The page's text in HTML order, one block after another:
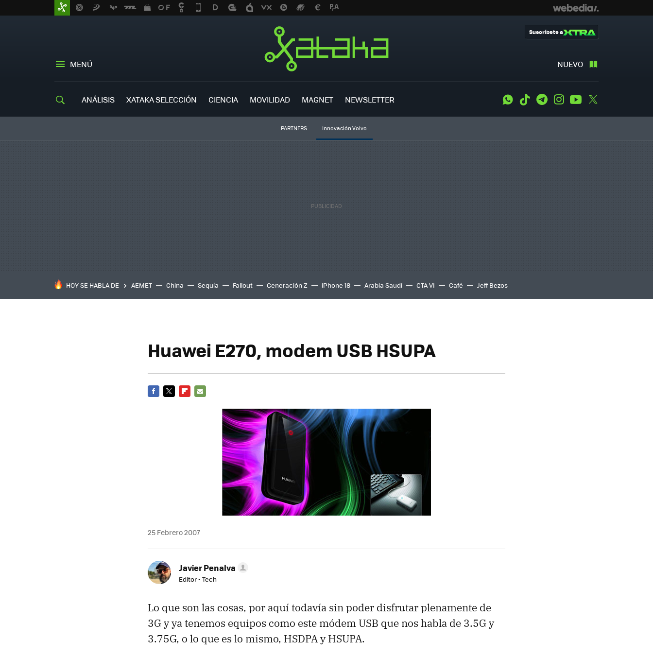
MENÚ NUEVO
Suscríbete a
ANÁLISIS XATAKA SELECCIÓN CIENCIA MOVILIDAD MAGNET NEWSLETTER WhatsApp
Tiktok TelegramInstagramYoutube
PARTNERS Innovación Volvo
HOY SE HABLA DE AEMET China Sequía Fallout Generación Z iPhone 18 Arabia Saudí GTA VI Café Jeff Bezos
Huawei E270, modem USB HSUPA
25 Febrero 2007
Javier Penalva
Editor - Tech
Lo que son las cosas, por aquí todavía sin poder disfrutar plenamente de
3G y ya tenemos equipos como este módem USB que nos habla de 3.5G y
3.75G, o lo que es lo mismo, HSDPA y HSUPA.